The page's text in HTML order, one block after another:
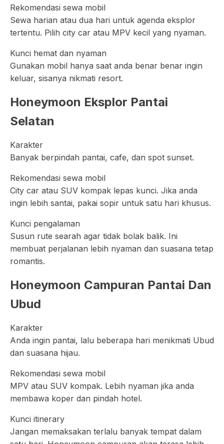
Rekomendasi sewa mobil
Sewa harian atau dua hari untuk agenda eksplor
tertentu. Pilih city car atau MPV kecil yang nyaman.
Kunci hemat dan nyaman
Gunakan mobil hanya saat anda benar benar ingin
keluar, sisanya nikmati resort.
Honeymoon Eksplor Pantai
Selatan
Karakter
Banyak berpindah pantai, cafe, dan spot sunset.
Rekomendasi sewa mobil
City car atau SUV kompak lepas kunci. Jika anda
ingin lebih santai, pakai sopir untuk satu hari khusus.
Kunci pengalaman
Susun rute searah agar tidak bolak balik. Ini
membuat perjalanan lebih nyaman dan suasana tetap
romantis.
Honeymoon Campuran Pantai Dan
Ubud
Karakter
Anda ingin pantai, lalu beberapa hari menikmati Ubud
dan suasana hijau.
Rekomendasi sewa mobil
MPV atau SUV kompak. Lebih nyaman jika anda
membawa koper dan pindah hotel.
Kunci itinerary
Jangan memaksakan terlalu banyak tempat dalam